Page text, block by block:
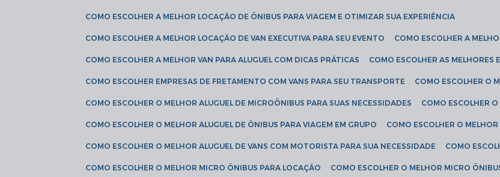
COMO ESCOLHER A MELHOR LOCAÇÃO DE ÔNIBUS PARA VIAGEM E OTIMIZAR SUA EXPERIÊNCIA
COMO ESCOLHER A MELHOR LOCAÇÃO DE VAN EXECUTIVA PARA SEU EVENTO COMO ESCOLHER A
COMO ESCOLHER A MELHOR VAN PARA ALUGUEL COM DICAS PRÁTICAS COMO ESCOLHER AS
COMO ESCOLHER EMPRESAS DE FRETAMENTO COM VANS PARA SEU TRANSPORTE COMO ESCOLHER O
COMO ESCOLHER O MELHOR ALUGUEL DE MICROÔNIBUS PARA SUAS NECESSIDADES COMO ESCOLHER
COMO ESCOLHER O MELHOR ALUGUEL DE ÔNIBUS PARA VIAGEM EM GRUPO COMO ESCOLHER O
COMO ESCOLHER O MELHOR ALUGUEL DE VANS COM MOTORISTA PARA SUA NECESSIDADE COMO
COMO ESCOLHER O MELHOR MICRO ÔNIBUS PARA LOCAÇÃO COMO ESCOLHER O MELHOR MICRO